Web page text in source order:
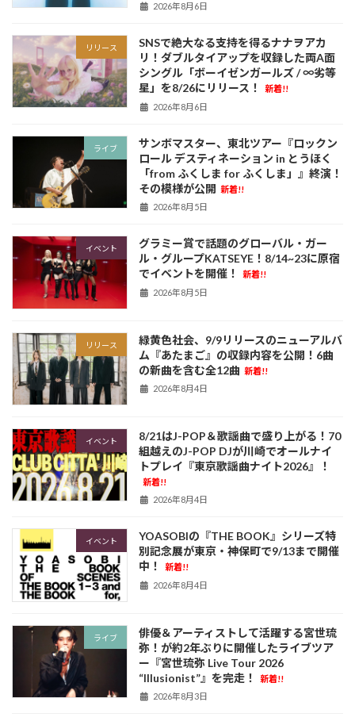
2026年8月6日
リリース
SNSで絶大なる支持を得るナナヲアカ
リ！ダブルタイアップを収録した両A面
シングル「ボーイゼンガールズ / ∞劣等
星」を8/26にリリース！
新着!!
2026年8月6日
ライブ
サンボマスター、東北ツアー『ロックン
ロール デスティネーション in とうほく
「from ふくしま for ふくしま」』終演！
その模様が公開 新着!!
2026年8月5日
イベント
グラミー賞で話題のグローバル・ガー
ル・グループKATSEYE！8/14~23に原宿
でイベントを開催！
新着!!
2026年8月5日
リリース
緑黄色社会、9/9リリースのニューアルバ
ム『あたまご』の収録内容を公開！6曲
の新曲を含む全12曲 新着!!
2026年8月4日
イベント
8/21はJ-POP＆歌謡曲で盛り上がる！70
組越えのJ-POP DJが川崎でオールナイ
トプレイ『東京歌謡曲ナイト2026』！
新着!!
2026年8月4日
イベント
YOASOBIの『THE BOOK』シリーズ特
別記念展が東京・神保町で9/13まで開催
中！
新着!!
2026年8月4日
ライブ
俳優＆アーティストして活躍する宮世琉
弥！が約2年ぶりに開催したライブツア
ー『宮世琉弥 Live Tour 2026
“Illusionist”』を完走！
新着!!
2026年8月3日